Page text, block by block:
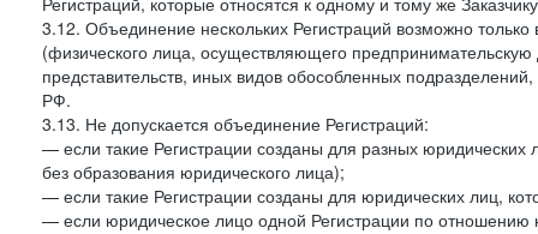
3.12. Объединение нескольких Регистраций возможно
(физического лица, осуществляющего
представительств, иных видов обособленных
РФ.
3.13. Не допускается объединение Регистраций:
— если такие Регистрации созданы для разных
без образования юридического лица);
— если такие Регистрации созданы для юридических лиц,
— если юридическое лицо одной Регистрации по отношению